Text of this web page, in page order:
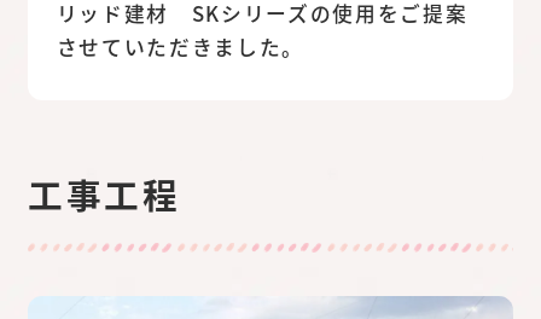
リッド建材 SKシリーズの使用をご提案
させていただきました。
工事工程